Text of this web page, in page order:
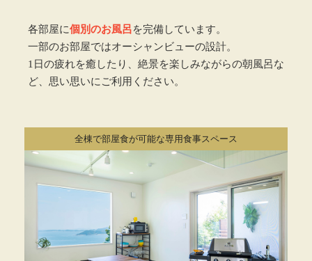
各部屋に個別のお風呂を完備しています。
一部のお部屋ではオーシャンビューの設計。
1日の疲れを癒したり、絶景を楽しみながらの朝風呂な
ど、思い思いにご利用ください。
全棟で部屋食が可能な専用食事スペース